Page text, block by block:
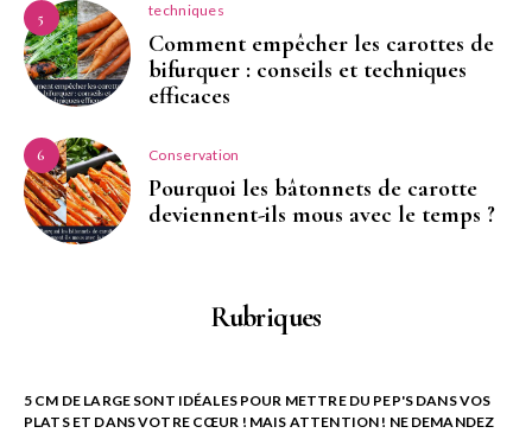
5 techniques
Comment empêcher les carottes de
bifurquer : conseils et techniques
efficaces
6 Conservation
Pourquoi les bâtonnets de carotte
deviennent-ils mous avec le temps ?
Rubriques
5 CM DE LARGE SONT IDÉALES POUR METTRE DU PEP'S DANS VOS
PLATS ET DANS VOTRE CŒUR ! MAIS ATTENTION ! NE DEMANDEZ